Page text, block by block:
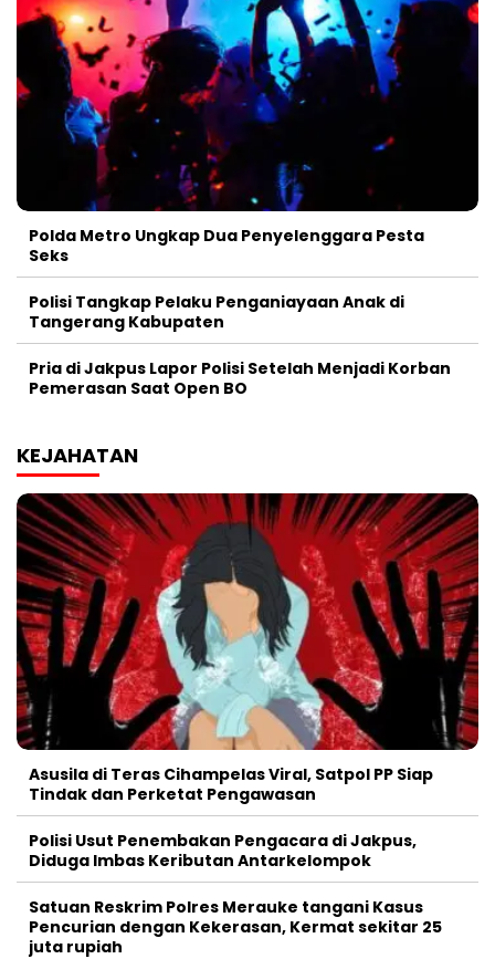
Polda Metro Ungkap Dua Penyelenggara Pesta
Seks
Polisi Tangkap Pelaku Penganiayaan Anak di
Tangerang Kabupaten
Pria di Jakpus Lapor Polisi Setelah Menjadi Korban
Pemerasan Saat Open BO
KEJAHATAN
Asusila di Teras Cihampelas Viral, Satpol PP Siap
Tindak dan Perketat Pengawasan
Polisi Usut Penembakan Pengacara di Jakpus,
Diduga Imbas Keributan Antarkelompok
Satuan Reskrim Polres Merauke tangani Kasus
Pencurian dengan Kekerasan, Kermat sekitar 25
juta rupiah